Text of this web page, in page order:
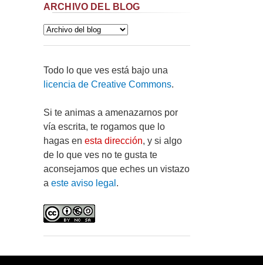
ARCHIVO DEL BLOG
Todo lo que ves está bajo una
licencia de Creative Commons.
Si te animas a amenazarnos por
vía escrita, te rogamos que lo
hagas en esta dirección, y si algo
de lo que ves no te gusta te
aconsejamos que eches un vistazo
a este aviso legal .